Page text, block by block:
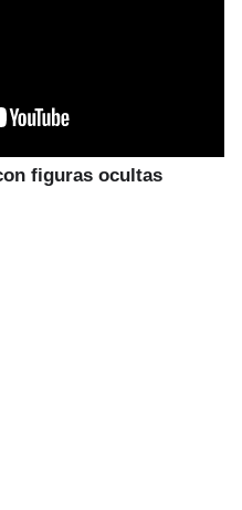
figuras ocultas